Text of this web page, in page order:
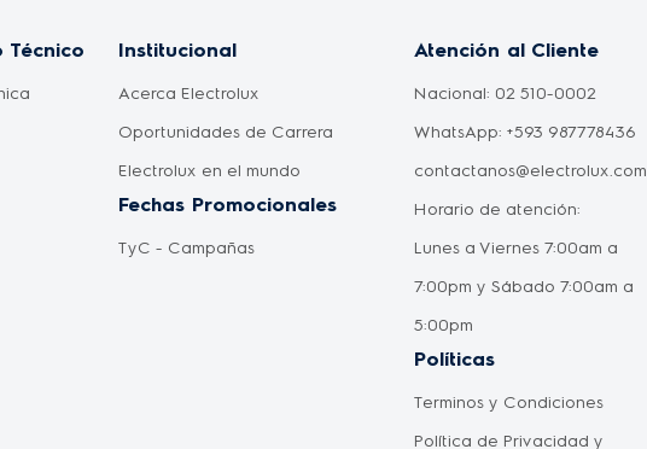
Técnico Institucional
Acerca Electrolux
Oportunidades de Carrera
Electrolux en el mundo
Fechas Promocionales
TyC - Campañas
Atención al Cliente
Nacional: 02 510-0002
WhatsApp: +593 987778436
contactanos@electrolux.com
Horario de atención:
Lunes a Viernes 7:00am a
7:00pm y Sábado 7:00am a
5:00pm
Políticas
Terminos y Condiciones
Política de Privacidad y